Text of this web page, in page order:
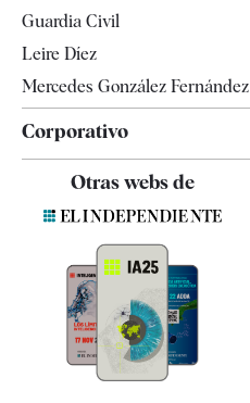
Guardia Civil
Leire Díez
Mercedes González Fernández
Corporativo
Quiénes somos
Especificaciones
Otras webs de